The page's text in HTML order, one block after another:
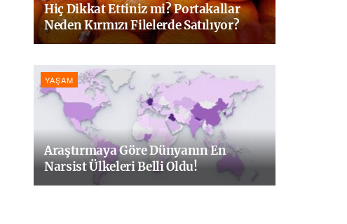
Hiç Dikkat Ettiniz mi? Portakallar
Neden Kırmızı Filelerde Satılıyor?
YAŞAM
Araştırmaya Göre Dünyanın En
Narsist Ülkeleri Belli Oldu!